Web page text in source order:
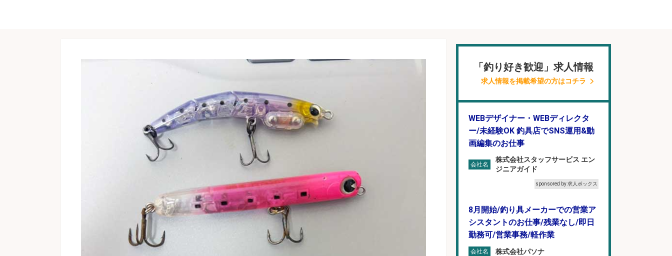
「釣り好き歓迎」求人情報
求人情報を掲載希望の方はコチラ
WEBデザイナー・WEBディレクタ
ー/未経験OK 釣具店でSNS運用&動
画編集のお仕事
会社名
株式会社スタッフサービス エン
ジニアガイド
sponsored by 求人ボックス
8月開始/釣り具メーカーでの営業ア
シスタントのお仕事/残業なし/即日
勤務可/営業事務/軽作業
会社名 株式会社パソナ